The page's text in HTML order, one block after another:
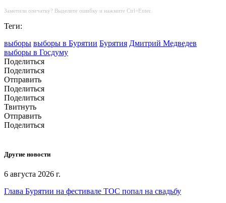
Заметили опечатку? Выделите ошибку и нажмите Ctrl+Enter.
Теги:
выборы выборы в Бурятии Бурятия Дмитрий Медведев
выборы в Госдуму
Поделиться
Поделиться
Отправить
Поделиться
Поделиться
Твитнуть
Отправить
Поделиться
Другие новости
6 августа 2026 г.
Глава Бурятии на фестивале ТОС попал на свадьбу